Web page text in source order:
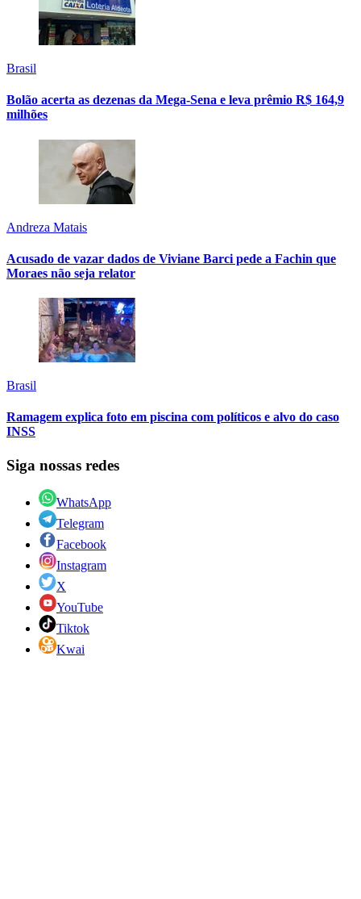
Brasil
Bolão acerta as dezenas da Mega-Sena e leva prêmio R$ 164,9
milhões
Andreza Matais
Acusado de vazar dados de Viviane Barci pede a Fachin que
Moraes não seja relator
Brasil
Ramagem explica foto em piscina com políticos e alvo do caso
INSS
Siga nossas redes
WhatsApp
Telegram
Facebook
Instagram
X
YouTube
Tiktok
Kwai